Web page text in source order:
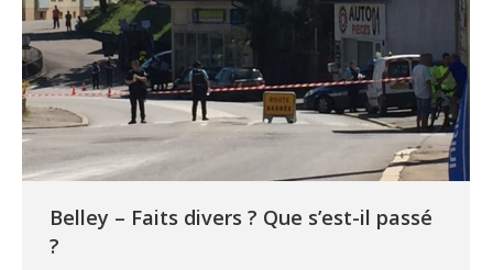
Belley – Faits divers ? Que s’est-il passé
?